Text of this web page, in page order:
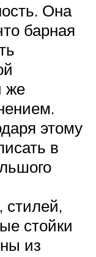
Она
барная
же
этому
в
стилей,
стойки
из